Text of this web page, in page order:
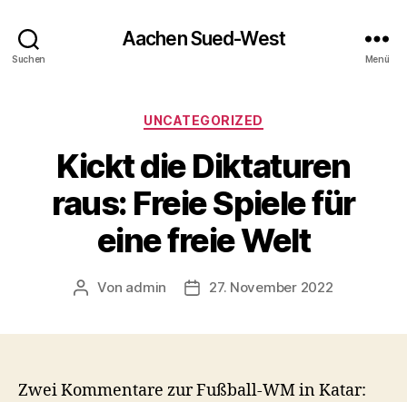
Suchen
Aachen Sued-West
Menü
Kategorien
UNCATEGORIZED
Kickt die Diktaturen
raus: Freie Spiele für
eine freie Welt
Beitragsautor
Von admin Veröffentlichungsdatum
27. November 2022
Zwei Kommentare zur Fußball-WM in Katar: